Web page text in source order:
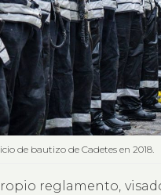
de bautizo de Cadetes en 2018.
reglamento,